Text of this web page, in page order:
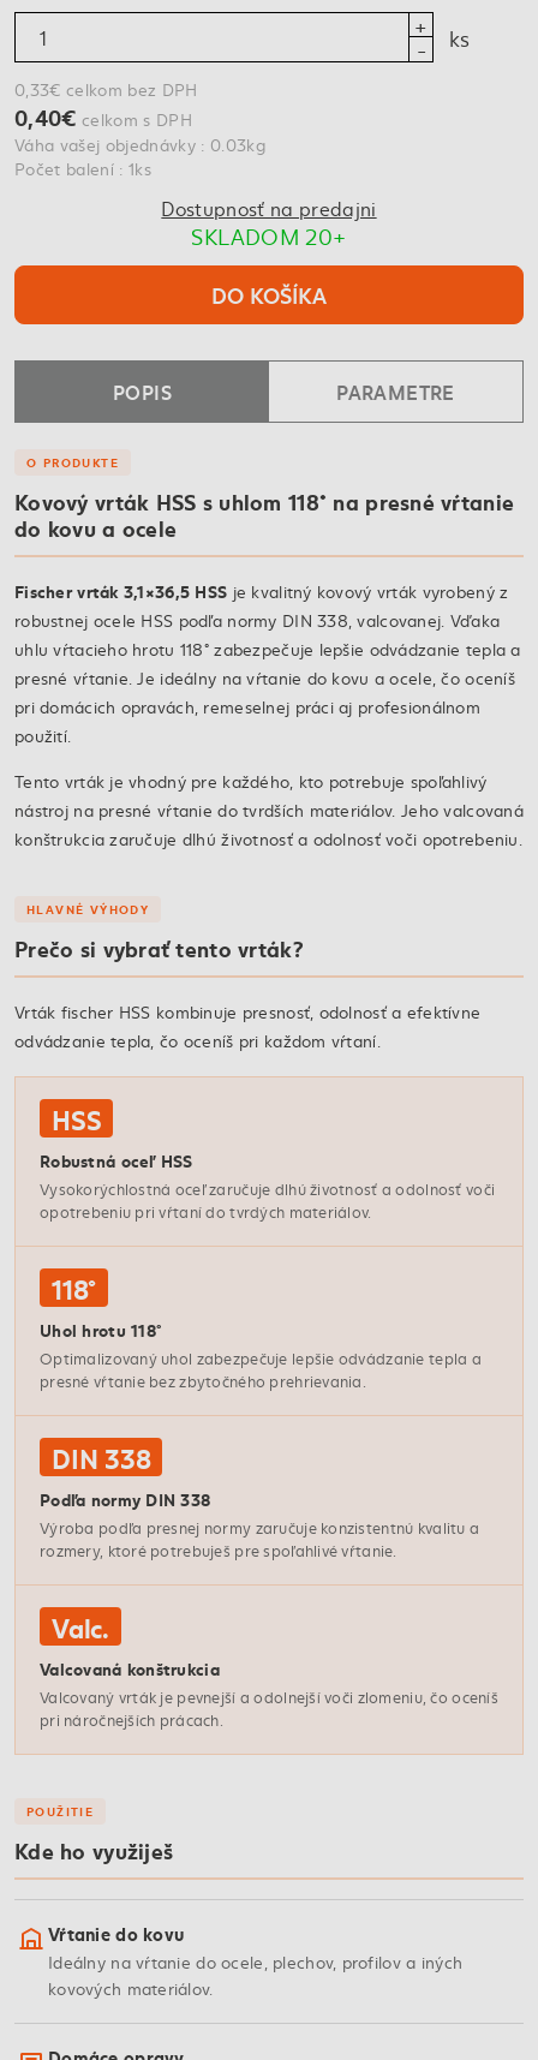
ks
0,33€ celkom bez DPH
0,40€ celkom s DPH
Váha vašej objednávky : 0.03kg
Počet balení : 1ks
Dostupnosť na predajni
SKLADOM 20+
DO KOŠÍKA
POPIS PARAMETRE
O PRODUKTE
Kovový vrták HSS s uhlom 118° na presné vŕtanie
do kovu a ocele
Fischer vrták 3,1×36,5 HSS je kvalitný kovový vrták vyrobený z
robustnej ocele HSS podľa normy DIN 338, valcovanej. Vďaka
uhlu vŕtacieho hrotu 118° zabezpečuje lepšie odvádzanie tepla a
presné vŕtanie. Je ideálny na vŕtanie do kovu a ocele, čo oceníš
pri domácich opravách, remeselnej práci aj profesionálnom
použití.
Tento vrták je vhodný pre každého, kto potrebuje spoľahlivý
nástroj na presné vŕtanie do tvrdších materiálov. Jeho valcovaná
konštrukcia zaručuje dlhú životnosť a odolnosť voči opotrebeniu.
HLAVNÉ VÝHODY
Prečo si vybrať tento vrták?
Vrták fischer HSS kombinuje presnosť, odolnosť a efektívne
odvádzanie tepla, čo oceníš pri každom vŕtaní.
HSS
Robustná oceľ HSS
Vysokorýchlostná oceľ zaručuje dlhú životnosť a odolnosť voči
opotrebeniu pri vŕtaní do tvrdých materiálov.
118°
Uhol hrotu 118°
Optimalizovaný uhol zabezpečuje lepšie odvádzanie tepla a
presné vŕtanie bez zbytočného prehrievania.
DIN 338
Podľa normy DIN 338
Výroba podľa presnej normy zaručuje konzistentnú kvalitu a
rozmery, ktoré potrebuješ pre spoľahlivé vŕtanie.
Valc.
Valcovaná konštrukcia
Valcovaný vrták je pevnejší a odolnejší voči zlomeniu, čo oceníš
pri náročnejších prácach.
POUŽITIE
Kde ho využiješ
Vŕtanie do kovu
Ideálny na vŕtanie do ocele, plechov, profilov a iných
kovových materiálov.